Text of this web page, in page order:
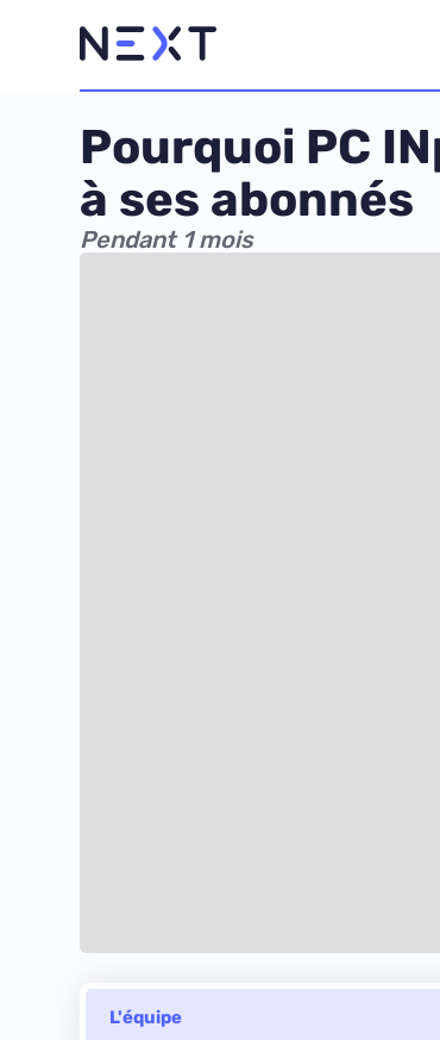
Pourquoi PC
à ses abonnés
Pendant 1 mois
L'équipe